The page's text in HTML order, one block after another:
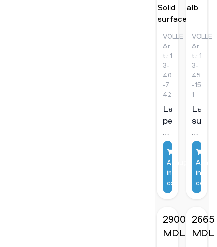
VOLLE
Ar
t.: 1
3-
40
-7
42
Lavoar
pe
blat
Volle
Solid
surface
Adaugă
in
coş
VOLLE
Ar
t.: 1
3-
45
-15
1
Volle
Olivia
alb
in
coş
2900
MDL
2665
MDL